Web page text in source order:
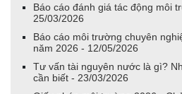
Báo cáo đánh giá tác động môi
25/03/2026
Báo cáo môi trường chuyên
năm 2026 - 12/05/2026
Tư vấn tài nguyên nước là gì?
cần biết - 23/03/2026